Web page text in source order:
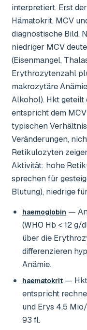
interpretiert. Erst
Hämatokrit, MCV
diagnostische Bild.
niedriger MCV
(Eisenmangel,
Erythrozytenzahl
makrozytäre
Alkohol). Hkt
entspricht dem
typischen
Veränderungen,
Retikulozyten
Aktivität: hohe
sprechen für
Blutung), niedrige
haemoglobin —
(WHO Hb < 12 g/
über die
differenzieren
Anämie.
haematokrit —
entspricht
und Erys 4,5
93 fl.